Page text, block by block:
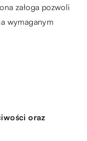
załoga pozwoli
wymaganym
oraz